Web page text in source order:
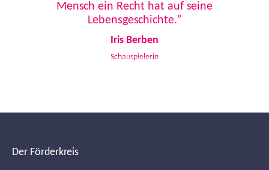
Mensch ein Recht hat auf seine
Lebensgeschichte.”
Iris Berben
Schauspielerin
Der Förderkreis